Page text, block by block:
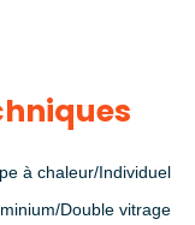
à chaleur/Individuel
Double vitrage